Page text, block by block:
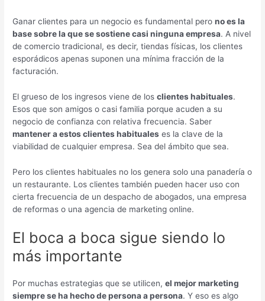
Ganar clientes para un negocio es fundamental perono es la
base sobre la que se sostiene casi ninguna empresa. A nivel
de comercio tradicional, es decir, tiendas físicas, los clientes
esporádicos apenas suponen una mínima fracción de la
facturación.
El grueso de los ingresos viene de losclientes habituales.
Esos que son amigos o casi familia porque acuden a su
negocio de confianza con relativa frecuencia. Saber
mantener a estos clientes habituales es la clave de la
viabilidad de cualquier empresa. Sea del ámbito que sea.
Pero los clientes habituales no los genera solo una panadería o
un restaurante. Los clientes también pueden hacer uso con
cierta frecuencia de un despacho de abogados, una empresa
de reformas o una agencia de marketing online.
El boca a boca sigue siendo lo
más importante
Por muchas estrategias que se utilicen,el mejor marketing
siempre se ha hecho de persona a persona. Y eso es algo